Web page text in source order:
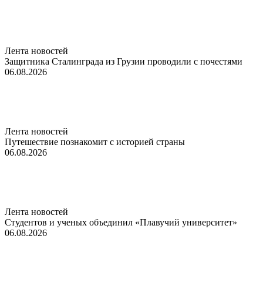
Лента новостей
Защитника Сталинграда из Грузии проводили с почестями
06.08.2026
Лента новостей
Путешествие познакомит с историей страны
06.08.2026
Лента новостей
Студентов и ученых объединил «Плавучий университет»
06.08.2026